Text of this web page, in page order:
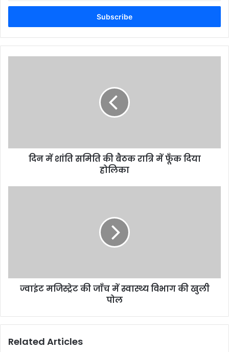
Email
दिन में शांति समिति की बैठक रात्रि में फूँक दिया
होलिका
ज्वाइंट मजिस्ट्रेट की जाँच में स्वास्थ्य विभाग की खुली
पोल
Related Articles